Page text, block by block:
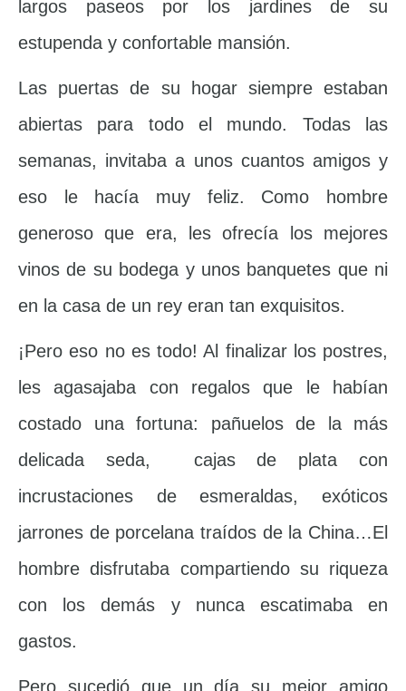
largos paseos por los jardines de su
estupenda y confortable mansión.
Las puertas de su hogar siempre estaban
abiertas para todo el mundo. Todas las
semanas, invitaba a unos cuantos amigos y
eso le hacía muy feliz. Como hombre
generoso que era, les ofrecía los mejores
vinos de su bodega y unos banquetes que ni
en la casa de un rey eran tan exquisitos.
¡Pero eso no es todo! Al finalizar los postres,
les agasajaba con regalos que le habían
costado una fortuna: pañuelos de la más
delicada seda, cajas de plata con
incrustaciones de esmeraldas, exóticos
jarrones de porcelana traídos de la China…El
hombre disfrutaba compartiendo su riqueza
con los demás y nunca escatimaba en
gastos.
Pero sucedió que un día su mejor amigo